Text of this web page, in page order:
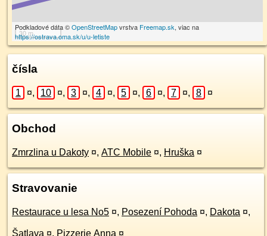
30 m
Podkladové dáta ©OpenStreetMapvrstva Freemap.sk, viac na
https://ostrava.oma.sk/u/u-letiste
čísla
1 ¤, 10 ¤, 3 ¤, 4 ¤, 5 ¤, 6 ¤, 7 ¤, 8 ¤
Obchod
Zmrzlina u Dakoty ¤, ATC Mobile ¤, Hruška ¤
Stravovanie
Restaurace u lesa No5 ¤, Posezení Pohoda ¤, Dakota ¤,
Šatlava ¤, Pizzerie Anna ¤